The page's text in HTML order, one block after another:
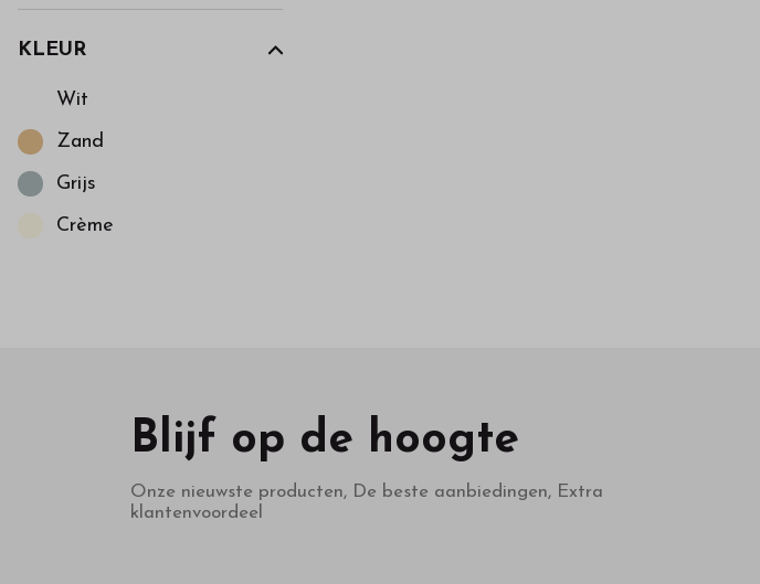
KLEUR
Wit
Zand
Grijs
Crème
Blijf op de hoogte
Onze nieuwste producten, De beste aanbiedingen, Extra
klantenvoordeel